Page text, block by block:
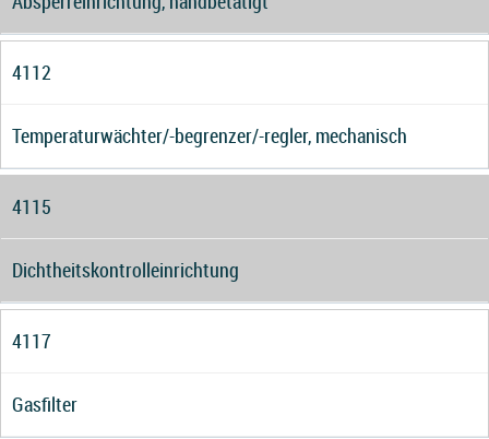
4112
Temperaturwächter/-begrenzer/-regler, mechanisch
4115
Dichtheitskontrolleinrichtung
4117
Gasfilter